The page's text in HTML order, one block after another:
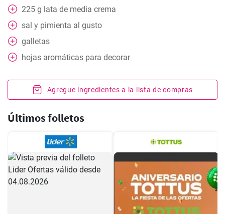
225 g lata de media crema
sal y pimienta al gusto
galletas
hojas aromáticas para decorar
Agregue ingredientes a la lista de compras
Últimos folletos